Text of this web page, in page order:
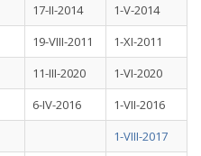
17-II-2014
1-V-2014
19-VIII-2011
1-XI-2011
11-III-2020
1-VI-2020
6-IV-2016
1-VII-2016
1-VIII-2017